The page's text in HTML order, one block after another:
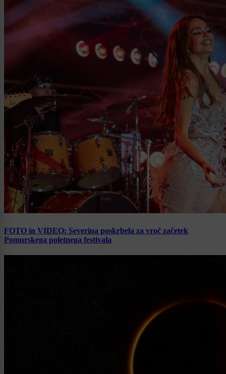
FOTO in VIDEO: Severina poskrbela za vroč začetek
Pomurskega poletnega festivala